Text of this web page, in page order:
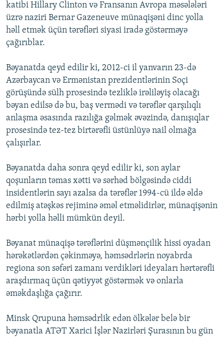
katibi Hillary Clinton və Fransanın Avropa məsələləri
üzrə naziri Bernar Gazeneuve münaqişəni dinc yolla
həll etmək üçün tərəfləri siyasi iradə göstərməyə
çağırıblar.
Bəyanatda qeyd edilir ki, 2012-ci il yanvarın 23-də
Azərbaycan və Ermənistan prezidentlərinin Soçi
görüşündə sülh prosesində tezliklə irəliləyiş olacağı
bəyan edilsə də bu, baş vermədi və tərəflər qarşılıqlı
anlaşma əsasında razılığa gəlmək əvəzində, danışıqlar
prosesində tez-tez birtərəfli üstünlüyə nail olmağa
çalışırlar.
Bəyanatda daha sonra qeyd edilir ki, son aylar
qoşunların təmas xətti və sərhəd bölgəsində ciddi
insidentlərin sayı azalsa da tərəflər 1994-cü ildə əldə
edilmiş atəşkəs rejiminə əməl etməlidirlər, münaqişənin
hərbi yolla həlli mümkün deyil.
Bəyanat münaqişə tərəflərini düşmənçilik hissi oyadan
hərəkətlərdən çəkinməyə, həmsədrlərin noyabrda
regiona son səfəri zamanı verdikləri ideyaları hərtərəfli
araşdırmaq üçün qətiyyət göstərmək və onlarla
əməkdaşlığa çağırır.
Minsk Qrupuna həmsədrlik edən ölkələr belə bir
bəyanatla ATƏT Xarici İşlər Nazirləri Şurasının bu gün